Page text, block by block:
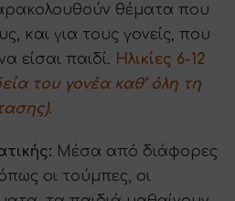
θέματα που
και για τους γονείς, που
είσαι παιδί. Ηλικίες 6-12
του γονέα καθ’ όλη τη
.
Μέσα από διάφορες
οι τούμπες, οι